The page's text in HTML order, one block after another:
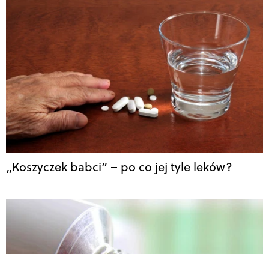
„Koszyczek babci” – po co jej tyle leków?